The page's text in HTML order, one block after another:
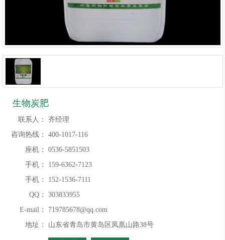
生物炭肥
联系人：
齐经理
咨询热线：
400-1017-116
座机：
0536-5851503
手机：
159-6362-7123
手机：
152-1536-7111
QQ：
303833955
E-mail：
719785678@qq.com
地址：
山东省青岛市黄岛区凤凰山路38号